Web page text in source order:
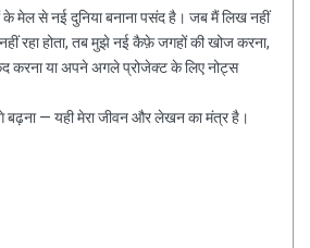
के मेल से नई दुनिया बनाना पसंद है। जब मैं लिख नहीं
रहा होता, तब मुझे नई कैफ़े जगहों की खोज करना,
करना या अपने अगले प्रोजेक्ट के लिए नोट्स
— यही मेरा जीवन और लेखन का मंत्र है।